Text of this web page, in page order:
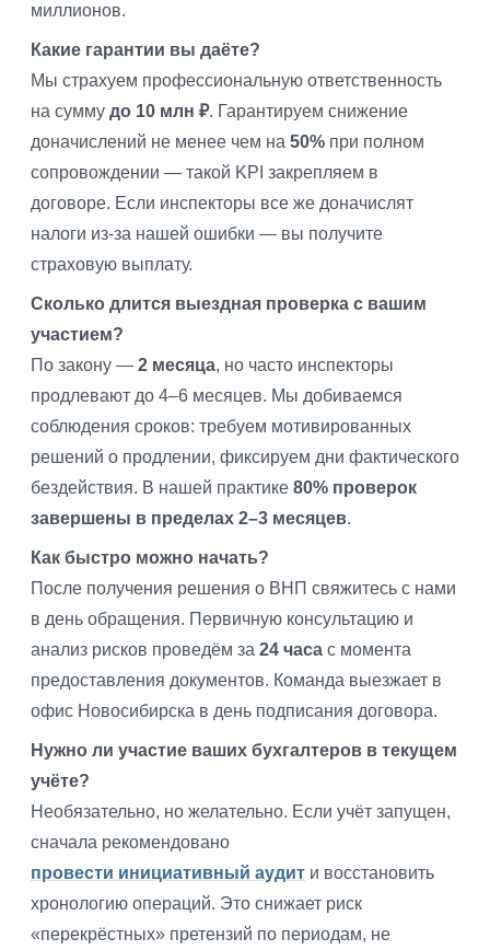
миллионов.
Какие гарантии вы даёте?
Мы страхуем профессиональную ответственность
на сумму до 10 млн ₽. Гарантируем снижение
доначислений не менее чем на 50% при полном
сопровождении — такой KPI закрепляем в
договоре. Если инспекторы все же доначислят
налоги из-за нашей ошибки — вы получите
страховую выплату.
Сколько длится выездная проверка с вашим
участием?
По закону — 2 месяца, но часто инспекторы
продлевают до 4–6 месяцев. Мы добиваемся
соблюдения сроков: требуем мотивированных
решений о продлении, фиксируем дни фактического
бездействия. В нашей практике 80% проверок
завершены в пределах 2–3 месяцев.
Как быстро можно начать?
После получения решения о ВНП свяжитесь с нами
в день обращения. Первичную консультацию и
анализ рисков проведём за 24 часа с момента
предоставления документов. Команда выезжает в
офис Новосибирска в день подписания договора.
Нужно ли участие ваших бухгалтеров в текущем
учёте?
Необязательно, но желательно. Если учёт запущен,
сначала рекомендовано
провести инициативный аудит и восстановить
хронологию операций. Это снижает риск
«перекрёстных» претензий по периодам, не